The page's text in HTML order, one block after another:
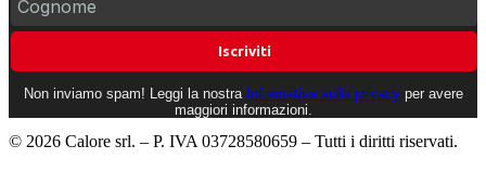
Non inviamo spam! Leggi la nostra Informativa sulla privacyper avere
maggiori informazioni.
© 2026 Calore srl. – P. IVA 03728580659 – Tutti i diritti riservati.